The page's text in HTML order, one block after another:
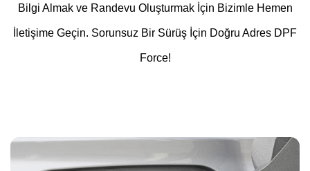
Bilgi Almak ve Randevu Oluşturmak İçin Bizimle Hemen
İletişime Geçin. Sorunsuz Bir Sürüş İçin Doğru Adres DPF
Force!